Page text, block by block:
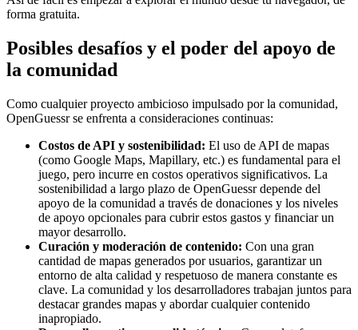
forma gratuita.
Posibles desafíos y el poder del apoyo de
la comunidad
Como cualquier proyecto ambicioso impulsado por la comunidad,
OpenGuessr se enfrenta a consideraciones continuas:
Costos de API y sostenibilidad: El uso de API de mapas
(como Google Maps, Mapillary, etc.) es fundamental para el
juego, pero incurre en costos operativos significativos. La
sostenibilidad a largo plazo de OpenGuessr depende del
apoyo de la comunidad a través de donaciones y los niveles
de apoyo opcionales para cubrir estos gastos y financiar un
mayor desarrollo.
Curación y moderación de contenido: Con una gran
cantidad de mapas generados por usuarios, garantizar un
entorno de alta calidad y respetuoso de manera constante es
clave. La comunidad y los desarrolladores trabajan juntos para
destacar grandes mapas y abordar cualquier contenido
inapropiado.